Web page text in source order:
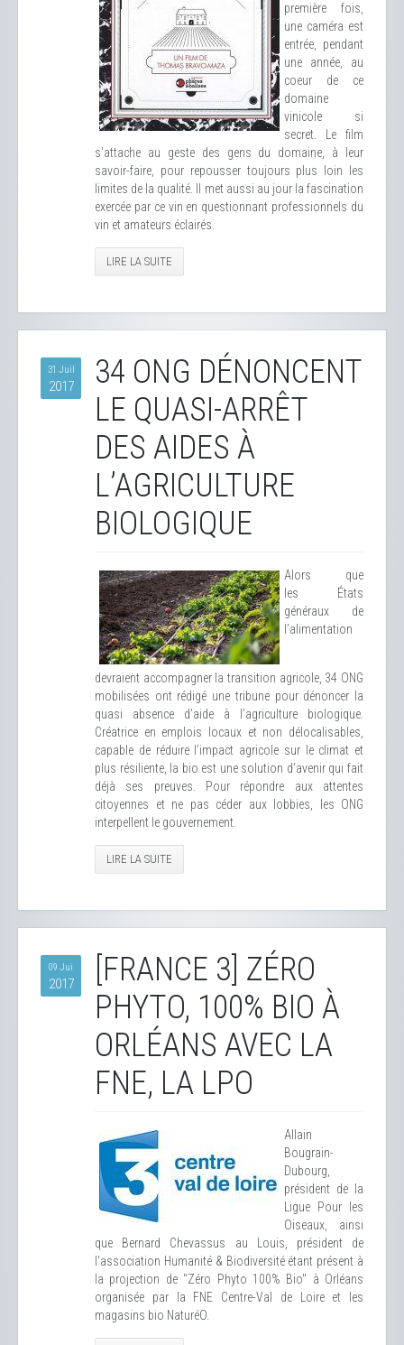
première fois,
une caméra est
entrée, pendant
une année, au
coeur de ce
domaine
vinicole si
secret. Le film
s'attache au geste des gens du domaine, à leur
savoir-faire, pour repousser toujours plus loin les
limites de la qualité. Il met aussi au jour la fascination
exercée par ce vin en questionnant professionnels du
vin et amateurs éclairés.
LIRE LA SUITE
31 Juil
2017
34 ONG DÉNONCENT
LE QUASI-ARRÊT
DES AIDES À
L’AGRICULTURE
BIOLOGIQUE
Alors que
les États
généraux de
l’alimentation
devraient accompagner la transition agricole, 34 ONG
mobilisées ont rédigé une tribune pour dénoncer la
quasi absence d’aide à l’agriculture biologique.
Créatrice en emplois locaux et non délocalisables,
capable de réduire l’impact agricole sur le climat et
plus résiliente, la bio est une solution d’avenir qui fait
déjà ses preuves. Pour répondre aux attentes
citoyennes et ne pas céder aux lobbies, les ONG
interpellent le gouvernement.
LIRE LA SUITE
09 Jui
2017
[FRANCE 3] ZÉRO
PHYTO, 100% BIO À
ORLÉANS AVEC LA
FNE, LA LPO
Allain
Bougrain-
Dubourg,
président de la
Ligue Pour les
Oiseaux, ainsi
que Bernard Chevassus au Louis, président de
l'association Humanité & Biodiversité étant présent à
la projection de "Zéro Phyto 100% Bio" à Orléans
organisée par la FNE Centre-Val de Loire et les
magasins bio NaturéO.